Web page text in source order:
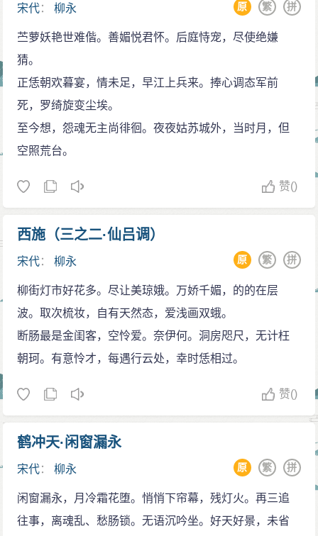
柳永年轻时应试科举，屡屡落第；即暮年及第，又
转官落魄，终官不过屯田员外郎。由于仕途坎坷、生活
潦倒，柳永由追求功名转而厌倦官场，沉溺于旖旎繁华
的都市生活，以毕生精力作词，并在词中以“白衣卿相”自
诩。表面上看，柳永对功名利禄不无鄙视，但骨子里还
是忘不了功名，希望走上一条通达于仕途的道路。柳永
是矛盾的，他想做一个文人雅士，却永远摆脱不掉对俗
却又在时时挂念自己的功名。然而，仕途上的不幸，反
倒使他的艺术天赋在词的创作领域得到充分的发挥。
据传，柳永晚年穷愁潦倒，死时一贫如洗，无亲人
祭奠。歌伎念他的才学和痴情，凑钱替其安葬。每年清
明节，又相约赴其坟地祭扫，并相沿成习，称之“吊柳七”
或“吊柳会”，这种风俗一直持续到宋室南渡。
留杭州，沉醉于听歌买笑的浪漫生活之中。咸平六年
（1003年），孙何知杭州，门禁甚严，柳永作《望海潮·
东南形胜》，前往拜谒。此词一出，即广为传诵，柳永
亦因此名噪一时。
景德元年（1004年）秋，孙何还京太常礼院，柳永
做《玉蝴蝶·渐觉芳郊明媚》，追忆陪孙何游乐情事。
景德年间（1004—1007年），柳永离开杭州，沿汴
《临江仙·鸣珂碎撼都门晓》，追忆旧游，度过了青年时
期的一段放浪生活。
科举之路
大中祥符元年（1008年），柳永进入京师汴京（今
志，自信“定然魁甲登高第”。及试，真宗有诏，“属辞浮
糜”皆受到严厉谴责，柳永初试落第。愤慨之下作《鹤冲
天·黄金榜上》，发泄对科举的牢骚和不满，但对中举出
仕并未完全绝望。不久之后，柳永作词《如鱼水·帝里疏
抱希望。
大中祥符八年（1015年），柳永第二次参加礼部考
杜甫诗，典雅文华，无所不有。是时予方为儿，犹想见
其俗，欢声和气，洋溢道路之间，动植咸若。令人歌柳
词，闻其声，听其词，如丁斯时，使人慨然有感。呜
呼，太平气象，柳能一写于乐章，所谓词人盛事之黼
藻，其可废耶？” ——黄裳
6."其词格固不高，而音律谐婉，语意妥贴,承平气象,
形容曲尽。" ——陈振孙
美：“东南形胜，三吴都会，钱塘自古繁华……有三秋桂
子，十里荷花”，“遂起投鞭渡江、立马吴山之志”，隔年以
六十万大军南下攻宋。（罗大经《鹤林玉露》卷一）
9.宋叶梦得《避暑录话》记载：“柳永为举子时，多
游狭邪，善为歌辞。教坊乐工每得新腔，必求永为辞，
始行于世，于是声传一时。余仕丹徒，尝见一西夏归朝
雅两派。
宋代：柳永 拼
繁
原
苎萝妖艳世难偕。善媚悦君怀。后庭恃宠，尽使绝嫌
猜。
正恁朝欢暮宴，情未足，早江上兵来。捧心调态军前
死，罗绮旋变尘埃。
至今想，怨魂无主尚徘徊。夜夜姑苏城外，当时月，但
空照荒台。
赞()
西施（三之二·仙吕调）
宋代：柳永 拼
繁
原
柳街灯市好花多。尽让美琼娥。万娇千媚，的的在层
波。取次梳妆，自有天然态，爱浅画双蛾。
断肠最是金闺客，空怜爱。奈伊何。洞房咫尺，无计枉
朝珂。有意怜才，每遇行云处，幸时恁相过。
赞()
鹤冲天·闲窗漏永
宋代：柳永 拼
繁
原
闲窗漏永，月冷霜花堕。悄悄下帘幕，残灯火。再三追
往事，离魂乱、愁肠锁。无语沉吟坐。好天好景，未省